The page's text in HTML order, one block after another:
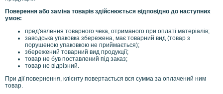
c
o
/
p
Поверення або заміна товарів здійснюється відповідно до наступних
умов:
пред'явлення товарного чека, отриманого при оплаті матеріалів;
заводська упаковка збережена, має товарний вид (товар з
порушеною упаковкою не приймається);
збережений товарний вид продукції;
товар не був поставлений під заказ;
товар не відрізний.
При дії повернення, клієнту повертається вся сумма за оплачений ним
товар.